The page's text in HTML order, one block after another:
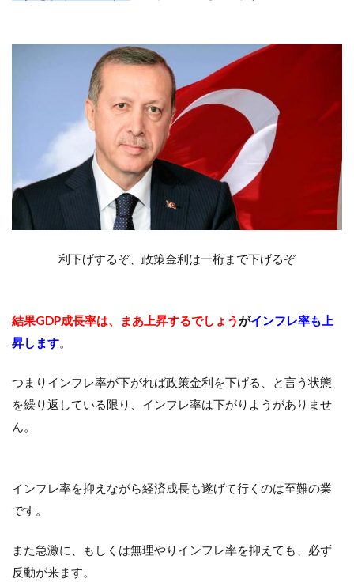
利下げするぞ、政策金利は一桁まで下げるぞ
結果GDP成長率は、まあ上昇するでしょうがインフレ率も上
昇します。
つまりインフレ率が下がれば政策金利を下げる、と言う状態
を繰り返している限り、インフレ率は下がりようがありませ
ん。
インフレ率を抑えながら経済成長も遂げて行くのは至難の業
です。
また急激に、もしくは無理やりインフレ率を抑えても、必ず
反動が来ます。